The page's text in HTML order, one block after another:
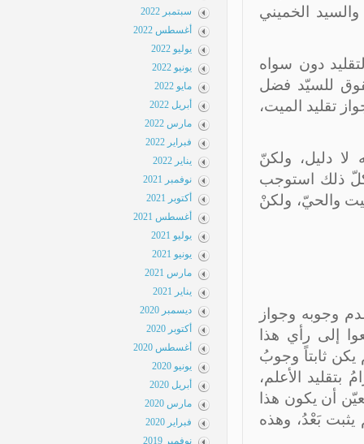
الخميني
دون سواه
للسيّد فضل
تقليد الميت،
دليل، ولكنّ
ذلك استوجب
والحيّ، ولكنْ
وجوبه وجواز
إلى رأي هذا
ثابتاً وجوبُ
الأعلم،
أن يكون هذا
بَعْدُ، وهذه
سبتمبر 2022
أغسطس 2022
يوليو 2022
يونيو 2022
مايو 2022
أبريل 2022
مارس 2022
فبراير 2022
يناير 2022
نوفمبر 2021
أكتوبر 2021
أغسطس 2021
يوليو 2021
يونيو 2021
مارس 2021
يناير 2021
ديسمبر 2020
أكتوبر 2020
أغسطس 2020
يونيو 2020
أبريل 2020
مارس 2020
فبراير 2020
نوفمبر 2019